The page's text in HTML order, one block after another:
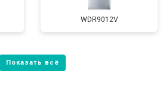
WDR9012V